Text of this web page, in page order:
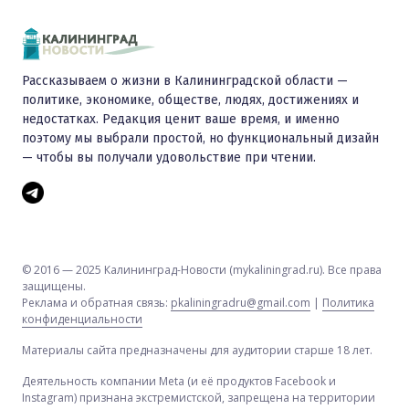
Рассказываем о жизни в Калининградской области —
политике, экономике, обществе, людях, достижениях и
недостатках. Редакция ценит ваше время, и именно
поэтому мы выбрали простой, но функциональный дизайн
— чтобы вы получали удовольствие при чтении.
© 2016 — 2025 Калининград-Новости (mykaliningrad.ru). Все права
защищены.
Реклама и обратная связь: pkaliningradru@gmail.com | Политика
конфиденциальности
Материалы сайта предназначены для аудитории старше 18 лет.
Деятельность компании Meta (и её продуктов Facebook и
Instagram) признана экстремистской, запрещена на территории